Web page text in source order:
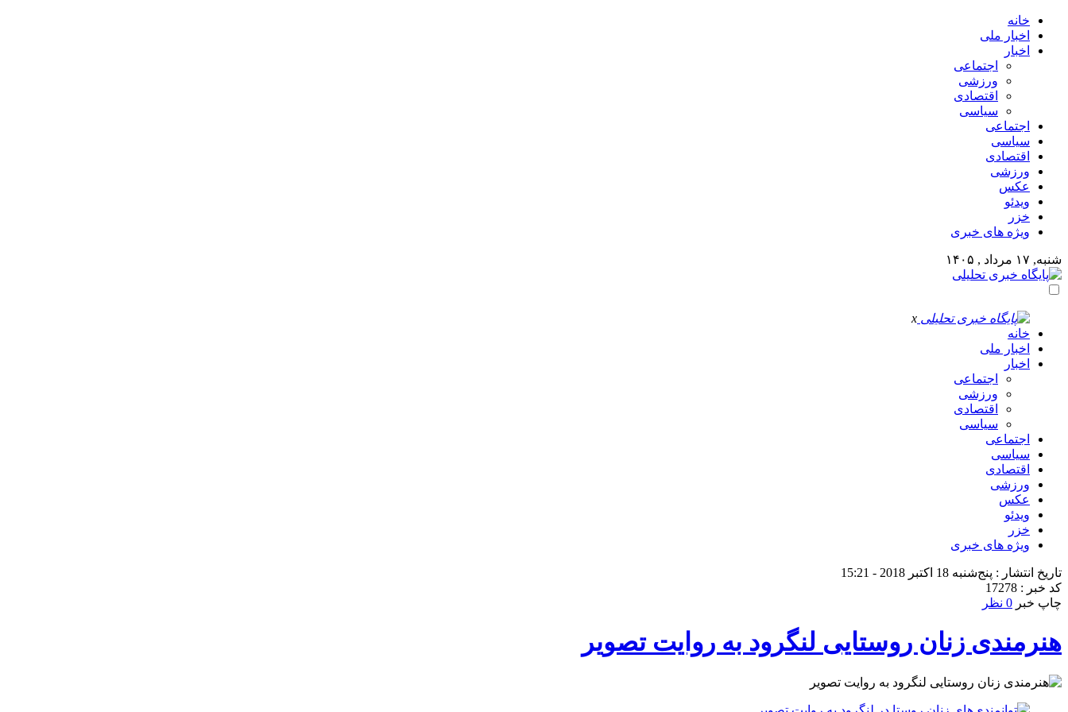
خانه
اخبار ملی
اخبار
اجتماعی
ورزشی
اقتصادی
سیاسی
اجتماعی
سیاسی
اقتصادی
ورزشی
عکس
ویدئو
خزر
ویژه های خبری
شنبه, ۱۷ مرداد , ۱۴۰۵
x
خانه
اخبار ملی
اخبار
اجتماعی
ورزشی
اقتصادی
سیاسی
اجتماعی
سیاسی
اقتصادی
ورزشی
عکس
ویدئو
خزر
ویژه های خبری
تاریخ انتشار : پنج‌شنبه 18 اکتبر 2018 - 15:21
کد خبر : 17278
چاپ خبر 0 نظر
هنرمندی زنان روستایی لنگرود به روایت تصویر